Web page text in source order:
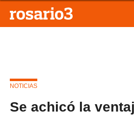
NOTICIAS
Se achicó la